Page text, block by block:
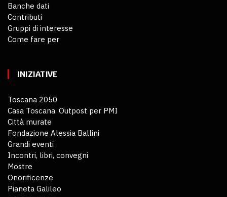
Banche dati
Contributi
Gruppi di interesse
Come fare per
INIZIATIVE
Toscana 2050
Casa Toscana. Outpost per PMI
Città murate
Fondazione Alessia Ballini
Grandi eventi
Incontri, libri, convegni
Mostre
Onorificenze
Pianeta Galileo